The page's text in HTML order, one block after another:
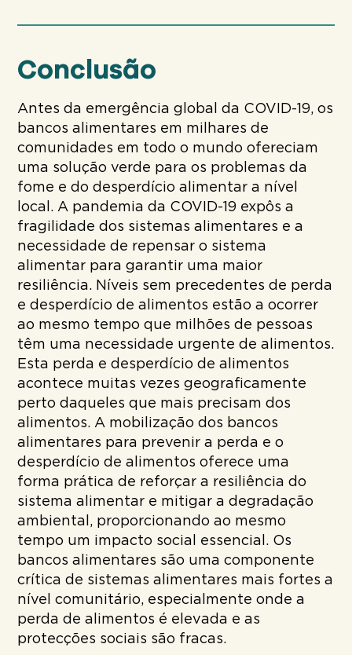
Conclusão
Antes da emergência global da COVID-19, os
bancos alimentares em milhares de
comunidades em todo o mundo ofereciam
uma solução verde para os problemas da
fome e do desperdício alimentar a nível
local. A pandemia da COVID-19 expôs a
fragilidade dos sistemas alimentares e a
necessidade de repensar o sistema
alimentar para garantir uma maior
resiliência. Níveis sem precedentes de perda
e desperdício de alimentos estão a ocorrer
ao mesmo tempo que milhões de pessoas
têm uma necessidade urgente de alimentos.
Esta perda e desperdício de alimentos
acontece muitas vezes geograficamente
perto daqueles que mais precisam dos
alimentos. A mobilização dos bancos
alimentares para prevenir a perda e o
desperdício de alimentos oferece uma
forma prática de reforçar a resiliência do
sistema alimentar e mitigar a degradação
ambiental, proporcionando ao mesmo
tempo um impacto social essencial. Os
bancos alimentares são uma componente
crítica de sistemas alimentares mais fortes a
nível comunitário, especialmente onde a
perda de alimentos é elevada e as
protecções sociais são fracas.